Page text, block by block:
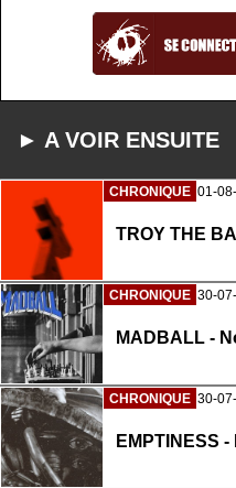
► A VOIR ENSUITE
CHRONIQUE 01-
TROY THE
CHRONIQUE 30-
MADBALL -
CHRONIQUE 30-
EMPTINESS